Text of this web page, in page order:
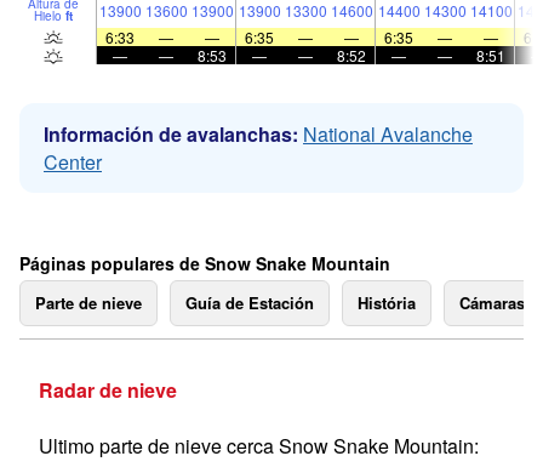
Altura de
Hielo ft 13900 13600 13900 13900 13300 14600 14400 14300 14100
6:33
— — 6:35 — — 6:35 — —
—
— 8:53 — — 8:52 — — 8:51
Información de avalanchas: National Avalanche
Center
Páginas populares de Snow Snake Mountain
Parte de nieve Guía de Estación História Cámaras
Radar de nieve
Ultimo parte de nieve cerca Snow Snake Mountain: